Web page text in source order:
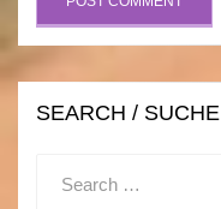
SEARCH / SUCHE